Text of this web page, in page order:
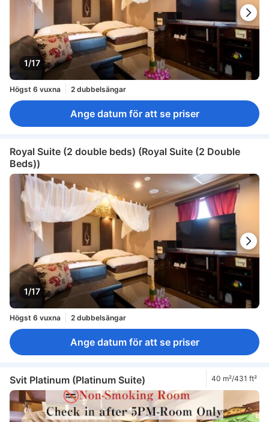
1/17
Högst 6 vuxna 2 dubbelsängar
Ange datum för att se priser
Royal Suite (2 double beds) (Royal Suite (2 Double
Beds))
1/17
Högst 6 vuxna 2 dubbelsängar
Ange datum för att se priser
Svit Platinum (Platinum Suite) 40 m²/431 ft²